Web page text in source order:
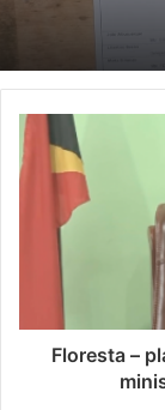
Floresta –